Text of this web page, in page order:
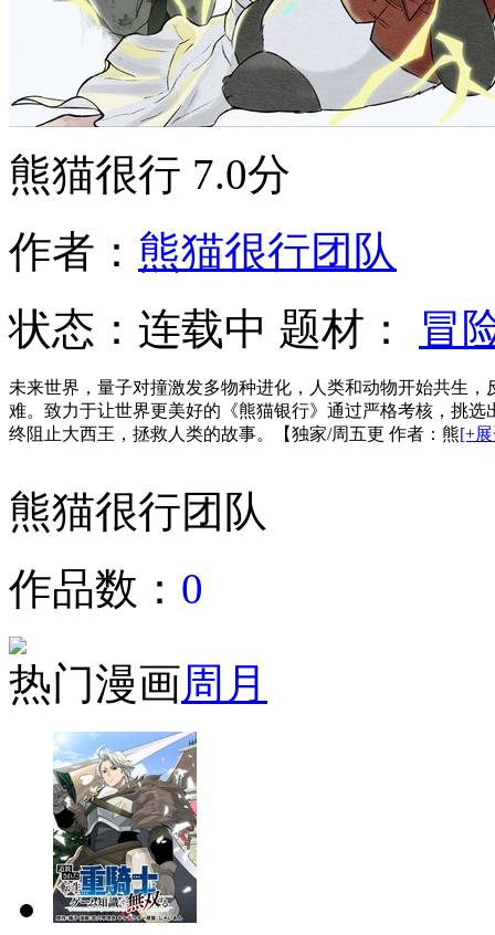
熊猫很行 7.0分
作者： 熊猫很行团队
状态： 连载中 题材： 冒
未来世界，量子对撞激发多物种进化，人类和动物开始共生
难。致力于让世界更美好的《熊猫银行》通过严格考核，挑
终阻止大西王，拯救人类的故事。【独家/周五更 作者：熊[+
熊猫很行团队
作品数： 0
热门漫画周 月